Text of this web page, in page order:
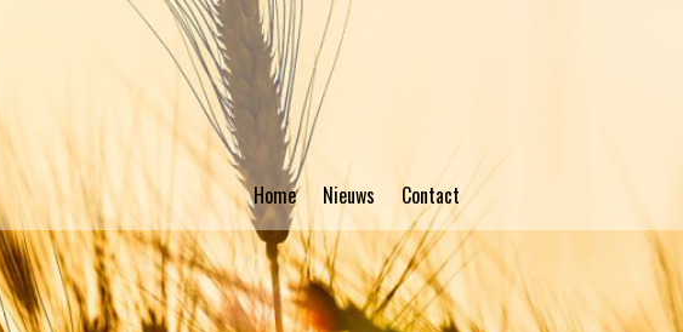
Home Nieuws Contact